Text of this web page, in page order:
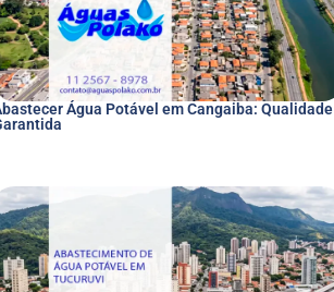
Água Potável em Cangaiba: Qualidade